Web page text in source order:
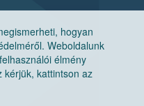
hogyan
Weboldalunk
élmény
kérjük, kattintson az